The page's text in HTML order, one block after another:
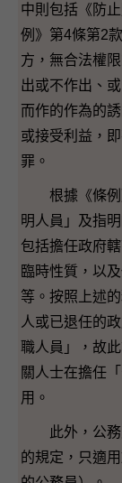
中則包括《防
例》第4條第2
方，無合法權
出或不作出、
而作的作為的
或接受利益，
罪。
根據《條例
明人員」及指
包括擔任政府
臨時性質，以
等。按照上述
人或已退任的
職人員」，故
關人士在擔任
用。
此外，公務
的規定，只適